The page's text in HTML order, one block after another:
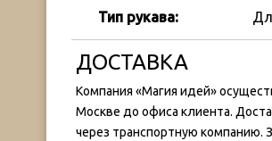
Тип рукава:
ДОСТАВКА
Компания «Магия идей»
Москве до офиса клиента.
через транспортную компанию.